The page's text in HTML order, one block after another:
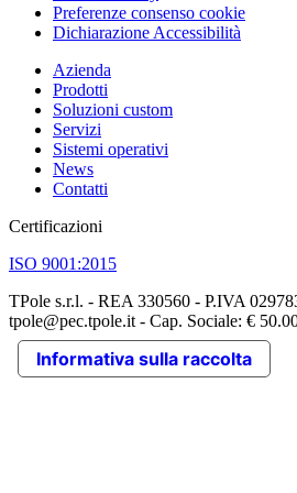
Preferenze consenso cookie
Dichiarazione Accessibilità
Azienda
Prodotti
Soluzioni custom
Servizi
Sistemi operativi
News
Contatti
Certificazioni
ISO 9001:2015
TPole s.r.l. - REA 330560 - P.IVA
tpole@pec.tpole.it - Cap. Sociale: €
Informativa sulla raccolta